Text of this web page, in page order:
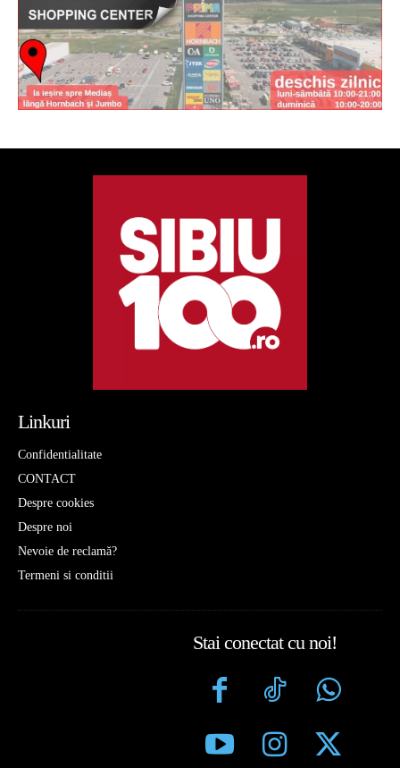
Linkuri
Confidentialitate
CONTACT
Despre cookies
Despre noi
Nevoie de reclamă?
Termeni si conditii
Stai conectat cu noi!